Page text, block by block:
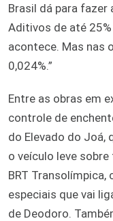
Brasil dá para fazer
Aditivos de até
acontece. Mas nas
0,024%.”
Entre as obras em
controle de
do Elevado do Joá,
o veículo leve
BRT Transolímpica,
especiais que vai
de Deodoro.